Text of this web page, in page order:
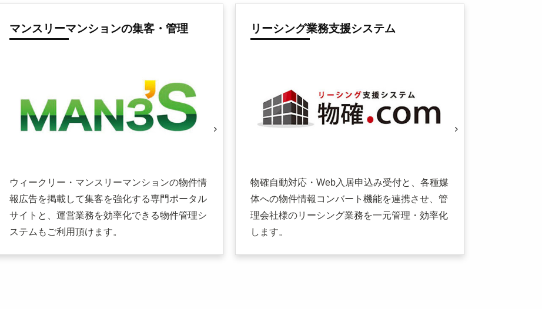
マンスリーマンションの集客・管理
ウィークリー・マンスリーマンションの物件情
報広告を掲載して集客を強化する専門ポータル
サイトと、運営業務を効率化できる物件管理シ
ステムもご利用頂けます。
リーシング業務支援システム
物確自動対応・Web入居申込み受付と、各種媒
体への物件情報コンバート機能を連携させ、管
理会社様のリーシング業務を一元管理・効率化
します。